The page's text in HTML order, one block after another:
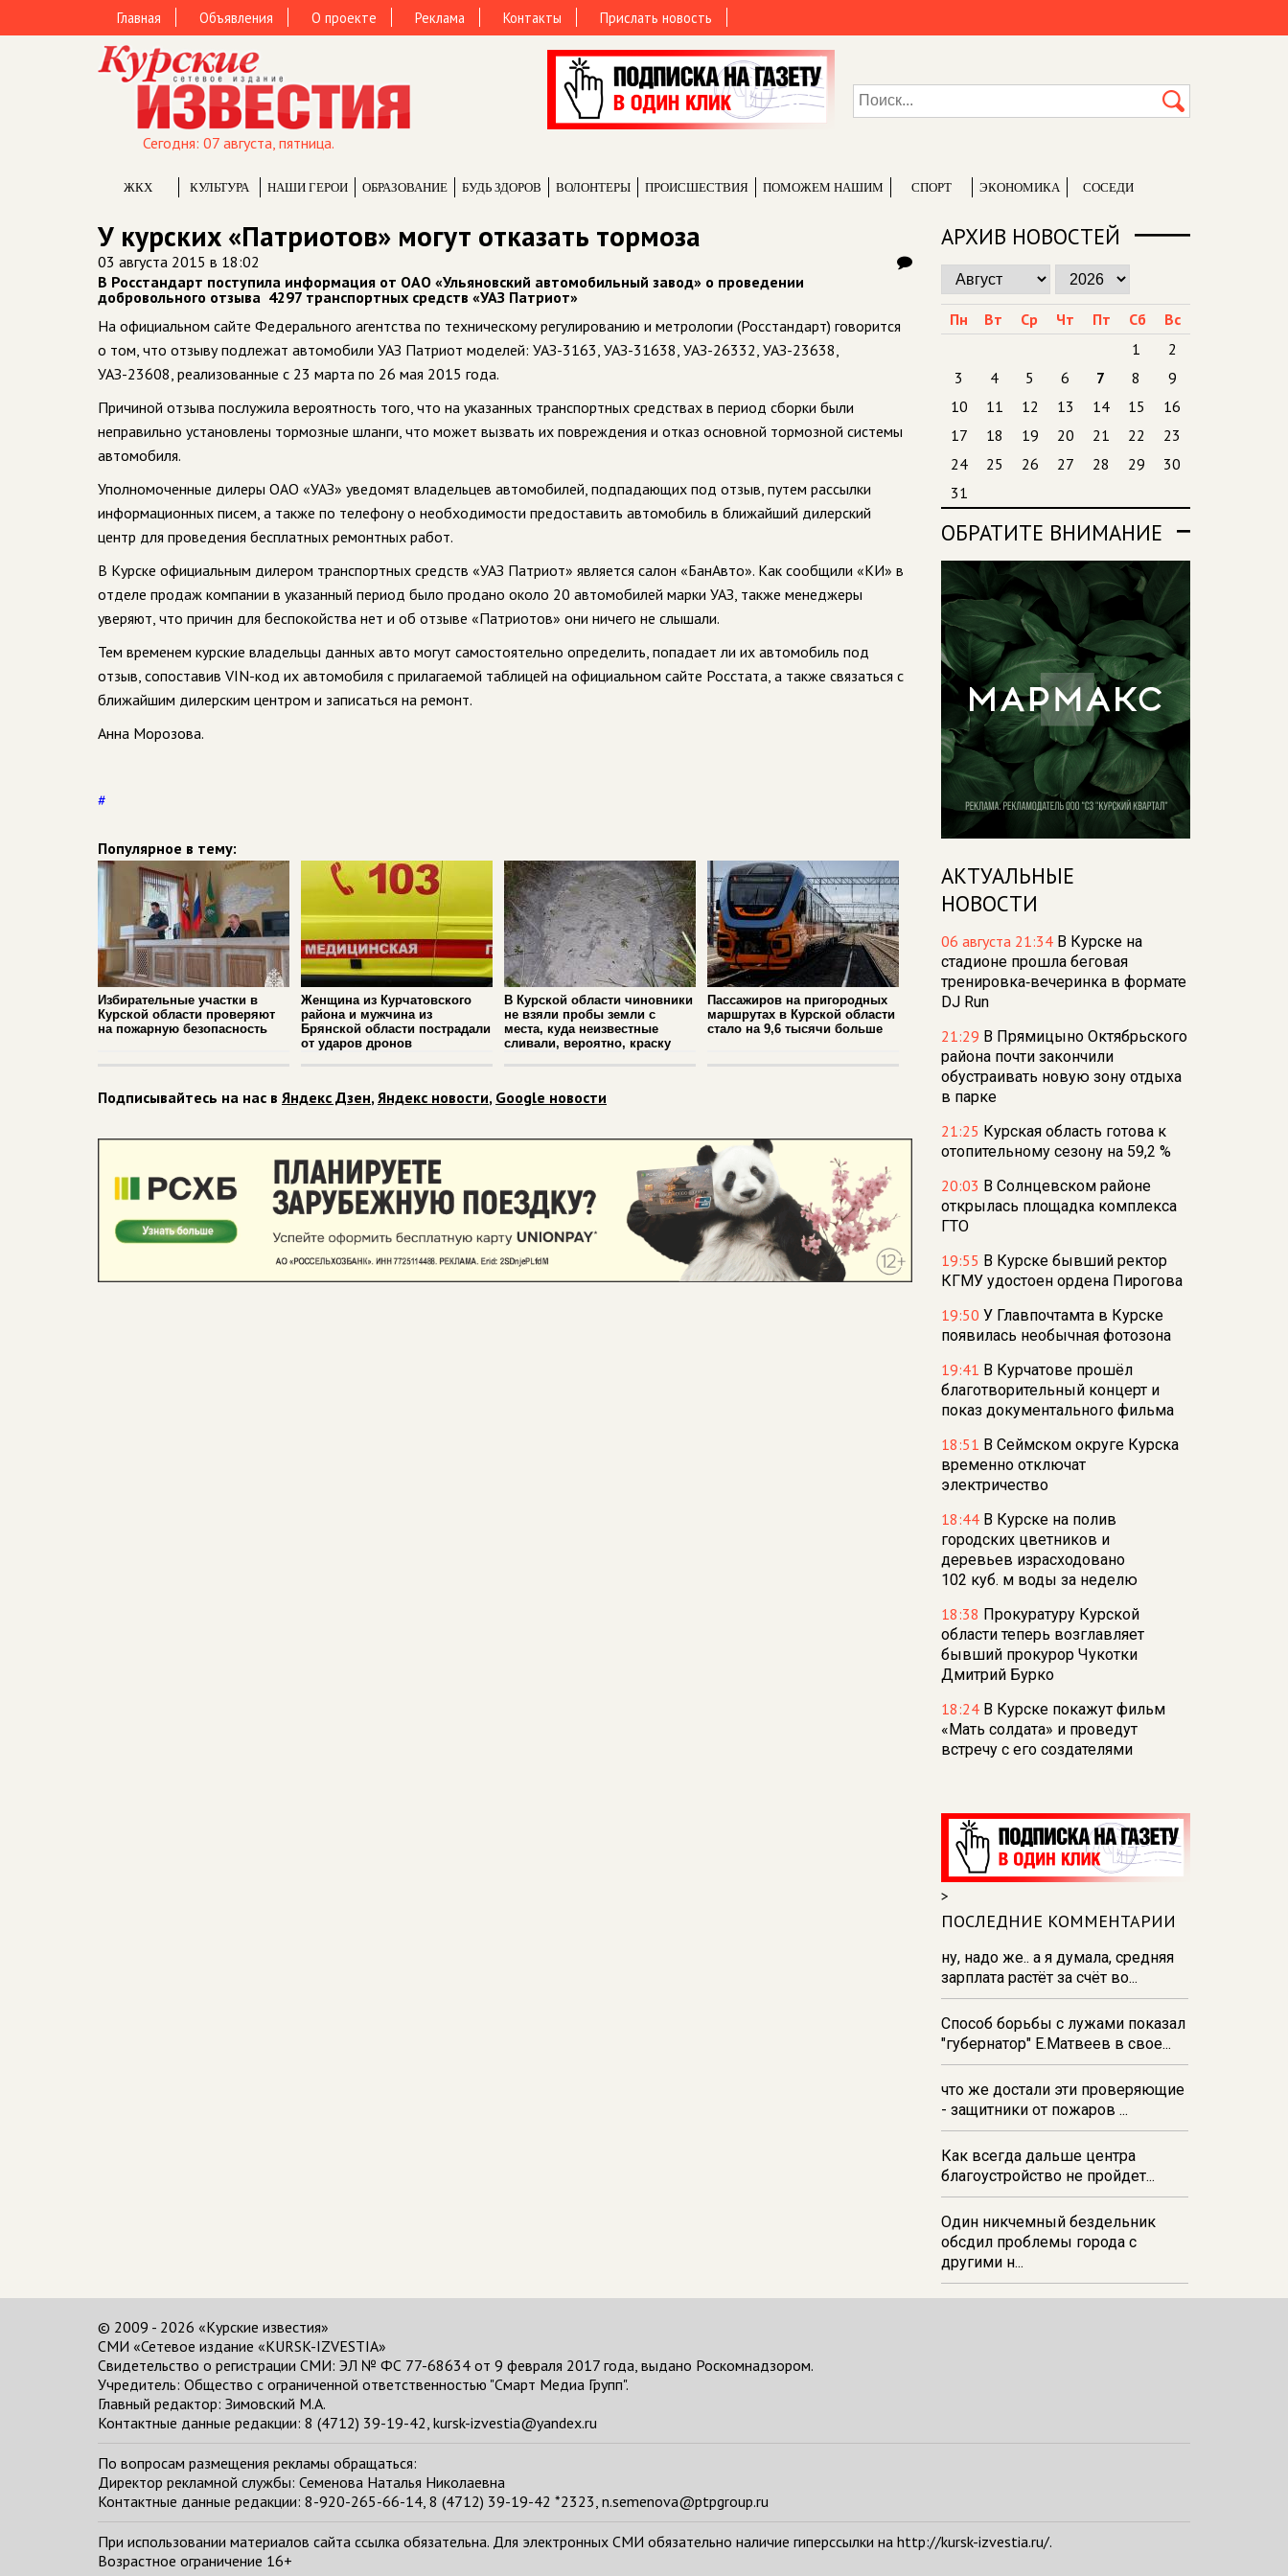
Главная Объявления О проекте Реклама Контакты Прислать новость
Сегодня: 07 августа, пятница.
ЖКХ КУЛЬТУРА НАШИ ГЕРОИ ОБРАЗОВАНИЕ БУДЬ ЗДОРОВ ВОЛОНТЕРЫ ПРОИCШЕСТВИЯ ПОМОЖЕМ НАШИМ СПОРТ ЭКОНОМИКА СОСЕДИ
У курских «Патриотов» могут отказать тормоза
03 августа 2015 в 18:02
В Росстандарт поступила информация от ОАО «Ульяновский автомобильный завод» о проведении
добровольного отзыва 4297 транспортных средств «УАЗ Патриот»
На официальном сайте Федерального агентства по техническому регулированию и метрологии (Росстандарт) говорится
о том, что отзыву подлежат автомобили УАЗ Патриот моделей: УАЗ-3163, УАЗ-31638, УАЗ-26332, УАЗ-23638,
УАЗ-23608, реализованные с 23 марта по 26 мая 2015 года.
Причиной отзыва послужила вероятность того, что на указанных транспортных средствах в период сборки были
неправильно установлены тормозные шланги, что может вызвать их повреждения и отказ основной тормозной системы
автомобиля.
Уполномоченные дилеры ОАО «УАЗ» уведомят владельцев автомобилей, подпадающих под отзыв, путем рассылки
информационных писем, а также по телефону о необходимости предоставить автомобиль в ближайший дилерский
центр для проведения бесплатных ремонтных работ.
В Курске официальным дилером транспортных средств «УАЗ Патриот» является салон «БанАвто». Как сообщили «КИ» в
отделе продаж компании в указанный период было продано около 20 автомобилей марки УАЗ, также менеджеры
уверяют, что причин для беспокойства нет и об отзыве «Патриотов» они ничего не слышали.
Тем временем курские владельцы данных авто могут самостоятельно определить, попадает ли их автомобиль под
отзыв, сопоставив VIN-код их автомобиля с прилагаемой таблицей на официальном сайте Росстата, а также связаться с
ближайшим дилерским центром и записаться на ремонт.
Анна Морозова.
#
Популярное в тему:
Избирательные участки в
Курской области проверяют
на пожарную безопасность
Женщина из Курчатовского
района и мужчина из
Брянской области пострадали
от ударов дронов
В Курской области чиновники
не взяли пробы земли с
места, куда неизвестные
сливали, вероятно, краску
Пассажиров на пригородных
маршрутах в Курской области
стало на 9,6 тысячи больше
Подписывайтесь на нас в Яндекс Дзен,Яндекс новости, Google новости
АРХИВ НОВОСТЕЙ
Пн Вт Ср Чт Пт Сб
Вс
1
2
3
4 5 6 7 8
9
10
11 12 13 14 15
16
17
18 19 20 21 22
23
24
25 26 27 28 29
30
31
ОБРАТИТЕ ВНИМАНИЕ
АКТУАЛЬНЫЕ
НОВОСТИ
06 августа 21:34 В Курске на
стадионе прошла беговая
тренировка‑вечеринка в формате
DJ Run
21:29 В Прямицыно Октябрьского
района почти закончили
обустраивать новую зону отдыха
в парке
21:25 Курская область готова к
отопительному сезону на 59,2 %
20:03 В Солнцевском районе
открылась площадка комплекса
ГТО
19:55 В Курске бывший ректор
КГМУ удостоен ордена Пирогова
19:50 У Главпочтамта в Курске
появилась необычная фотозона
19:41 В Курчатове прошёл
благотворительный концерт и
показ документального фильма
18:51 В Сеймском округе Курска
временно отключат
электричество
18:44 В Курске на полив
городских цветников и
деревьев израсходовано
102 куб. м воды за неделю
18:38 Прокуратуру Курской
области теперь возглавляет
бывший прокурор Чукотки
Дмитрий Бурко
18:24 В Курске покажут фильм
«Мать солдата» и проведут
встречу с его создателями
из‑за проблем с водоснабжением
17:23
В Курске установили две
камеры ПДД на превышение
скорости
16:55В Курске жителя
Тюменской области осудили за
незаконную перевозку
взрывчатки
16:47В Курске капремонт дорог
выполнен на 54%
>
ПОСЛЕДНИЕ КОММЕНТАРИИ
ну, надо же.. а я думала, средняя
зарплата растёт за счёт во...
Способ борьбы с лужами показал
"губернатор" Е.Матвеев в свое...
что же достали эти проверяющие
- защитники от пожаров ...
Как всегда дальше центра
благоустройство не пройдет...
Один никчемный бездельник
обсдил проблемы города с
другими н...
© 2009 - 2026 «Курские известия»
СМИ «Сетевое издание «KURSK-IZVESTIA»
Свидетельство о регистрации СМИ: ЭЛ № ФС 77-68634 от 9 февраля 2017 года, выдано Роскомнадзором.
Учредитель: Общество с ограниченной ответственностью "Смарт Медиа Групп".
Главный редактор: Зимовский М.А.
Контактные данные редакции: 8 (4712) 39-19-42, kursk-izvestia@yandex.ru
По вопросам размещения рекламы обращаться:
Директор рекламной службы: Семенова Наталья Николаевна
Контактные данные редакции: 8-920-265-66-14, 8 (4712) 39-19-42 *2323, n.semenova@ptpgroup.ru
При использовании материалов сайта ссылка обязательна. Для электронных СМИ обязательно наличие гиперссылки на http://kursk-izvestia.ru/.
Возрастное ограничение 16+